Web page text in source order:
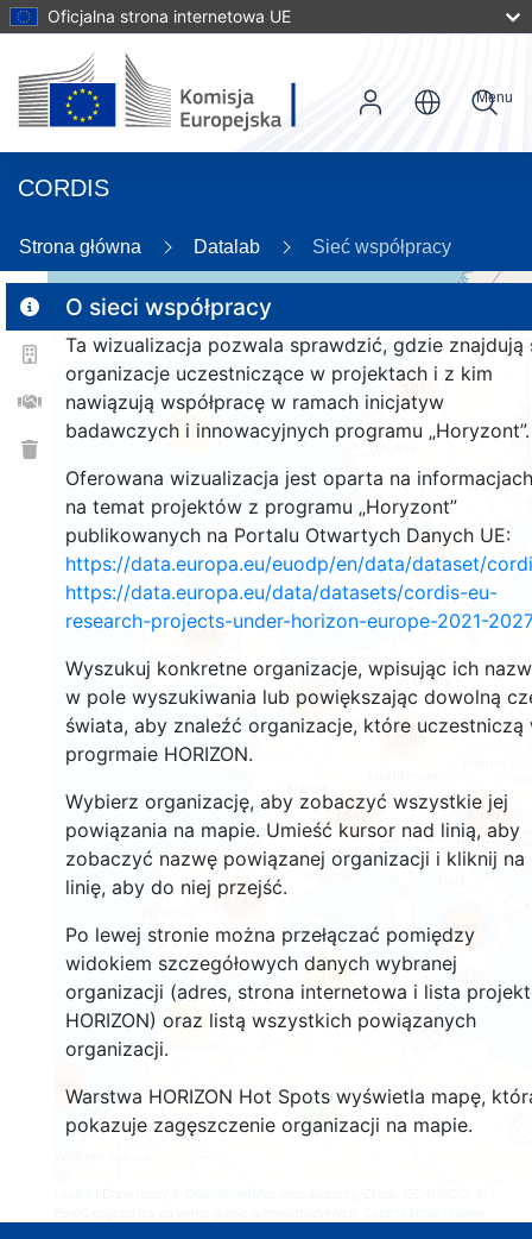
Oficjalna strona internetowa UE
CORDIS
Menu
Strona główna Datalab Sieć współpracy
O sieci współpracy
Ta wizualizacja pozwala sprawdzić, gdzie znajdują
organizacje uczestniczące w projektach i z kim
nawiązują współpracę w ramach inicjatyw
badawczych i innowacyjnych programu „Horyzont”.
Oferowana wizualizacja jest oparta na informacjach
na temat projektów z programu „Horyzont”
publikowanych na Portalu Otwartych Danych UE:
https://data.europa.eu/euodp/en/data/dataset/
https://data.europa.eu/data/datasets/cordis-eu-
research-projects-under-horizon-europe-2021-2027
Wyszukuj konkretne organizacje, wpisując ich
w pole wyszukiwania lub powiększając dowolną
świata, aby znaleźć organizacje, które uczestniczą
progrmaie HORIZON.
Wybierz organizację, aby zobaczyć wszystkie jej
powiązania na mapie. Umieść kursor nad linią, aby
zobaczyć nazwę powiązanej organizacji i kliknij na
linię, aby do niej przejść.
Po lewej stronie można przełączać pomiędzy
widokiem szczegółowych danych wybranej
organizacji (adres, strona internetowa i lista
HORIZON) oraz listą wszystkich powiązanych
organizacji.
Warstwa HORIZON Hot Spots wyświetla mapę,
pokazuje zagęszczenie organizacji na mapie.
26
7
160
1553
13
62
7742
829
185
1383
2919
10094
6518
12885